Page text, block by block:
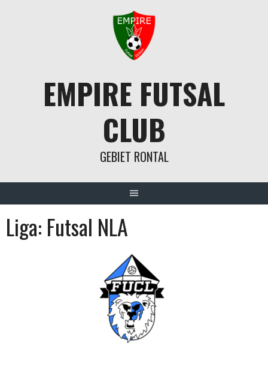
EMPIRE FUTSAL
CLUB
GEBIET RONTAL
Liga: Futsal NLA